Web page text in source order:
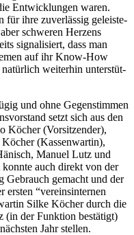
Ent­wick­lun­gen waren.
für ihre zuver­läs­sig geleis­te­
schwe­ren Her­zens
signa­li­siert, dass man
auf ihr Know-How
natür­lich wei­ter­hin unter­stüt­
und ohne Gegen­stim­men
setzt sich aus den
Köcher (Vor­sit­zen­der),
(Kas­sen­war­tin),
Manu­el Lutz und
auch direkt von der
Gebrauch gemacht und der
ers­ten “ver­eins­in­ter­nen
Sil­ke Köcher durch die
(in der Funk­ti­on bestä­tigt)
Jahr stellen.